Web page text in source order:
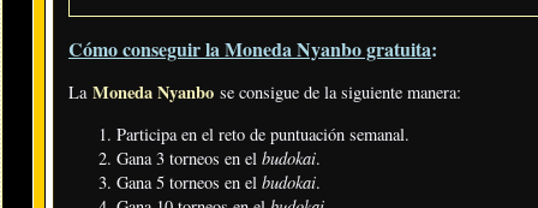
Cómo conseguir la Moneda Nyanbo gratuita:
La Moneda Nyanbo se consigue de la siguiente manera:
Participa en el reto de puntuación semanal.
Gana 3 torneos en el budokai.
Gana 5 torneos en el budokai.